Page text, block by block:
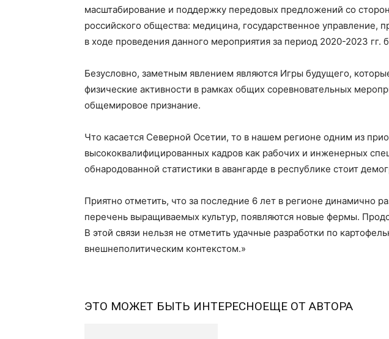
масштабирование и поддержку передовых предложений со
российского общества: медицина, государственное управление,
в ходе проведения данного мероприятия за период 2020-2023
Безусловно, заметным явлением являются Игры будущего,
физические активности в рамках общих соревновательных
общемировое признание.
Что касается Северной Осетии, то в нашем регионе одним из
высококвалифицированных кадров как рабочих и инженерных
обнародованной статистики в авангарде в республике стоит
Приятно отметить, что за последние 6 лет в регионе динамично
перечень выращиваемых культур, появляются новые фермы.
В этой связи нельзя не отметить удачные разработки по
внешнеполитическим контекстом.»
ЭТО МОЖЕТ БЫТЬ ИНТЕРЕСНОЕЩЕ ОТ АВТОРА